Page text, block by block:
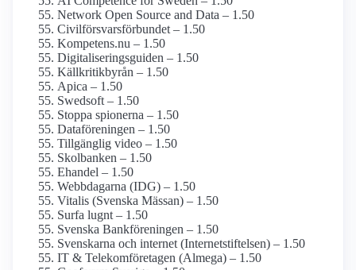
Network Open Source and Data – 1.50
Civilförsvars­förbundet – 1.50
Kompetens.nu – 1.50
Digitaliseringsguiden – 1.50
Källkritikbyrån – 1.50
Apica – 1.50
Swedsoft – 1.50
Stoppa spionerna – 1.50
Dataföreningen – 1.50
Tillgänglig video – 1.50
Skolbanken – 1.50
Ehandel – 1.50
Webbdagarna (IDG) – 1.50
Vitalis (Svenska Mässan) – 1.50
Surfa lugnt – 1.50
Svenska Bankföreningen – 1.50
Svenskarna och internet (Internetstiftelsen) – 1.50
IT & Telekom­företagen (Almega) – 1.50